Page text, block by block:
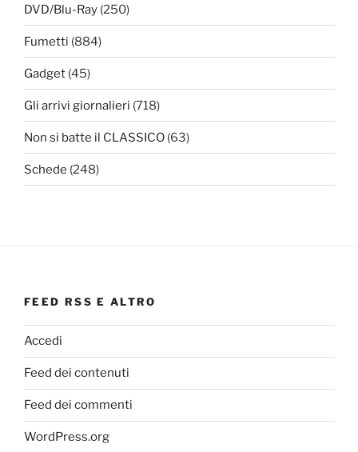
DVD/Blu-Ray (250)
Fumetti (884)
Gadget (45)
Gli arrivi giornalieri (718)
Non si batte il CLASSICO (63)
Schede (248)
FEED RSS E ALTRO
Accedi
Feed dei contenuti
Feed dei commenti
WordPress.org